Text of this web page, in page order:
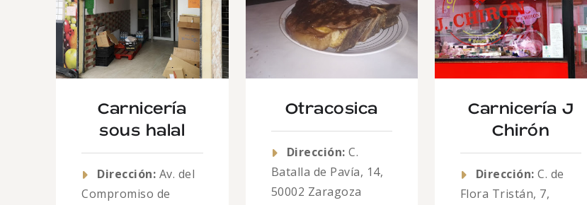
Carnicería
sous halal
Dirección: Av. del
Compromiso de
Otracosica
Dirección: C.
Batalla de Pavía, 14,
50002 Zaragoza
Carnicería J
Chirón
Dirección: C. de
Flora Tristán, 7,